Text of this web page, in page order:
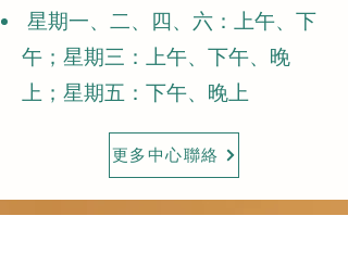
星期一、二、四、六：上午、下
午；星期三：上午、下午、晚
上；星期五：下午、晚上
更多中心聯絡